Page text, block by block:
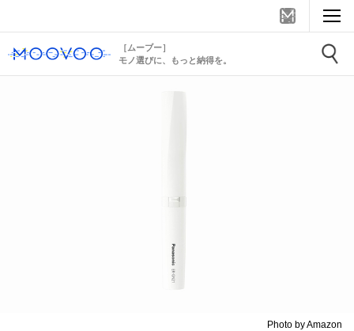
［ムーブー］
モノ選びに、もっと納得を。
Photo by Amazon